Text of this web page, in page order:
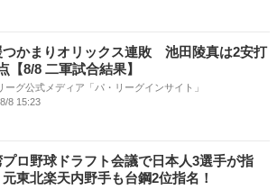
つかまりオリックス連敗 池田陵真は2安打
【8/8 二軍試合結果】
ーグ公式メディア「パ・リーグインサイト」
8 15:23
プロ野球ドラフト会議で日本人3選手が指
東北楽天内野手も台鋼2位指名！